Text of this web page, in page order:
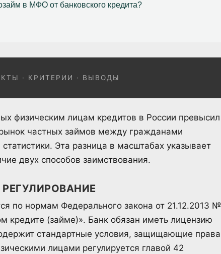
в МФО от банковского кредита?
· КРИТЕРИИ · ВЫВОДЫ
физическим лицам кредитов в России превысил
частных займов между гражданами
Эта разница в масштабах указывает
двух способов заимствования.
по нормам Федерального закона от 21.12.2013 №
кредите (займе)». Банк обязан иметь лицензию
стандартные условия, защищающие права
лицами регулируется главой 42